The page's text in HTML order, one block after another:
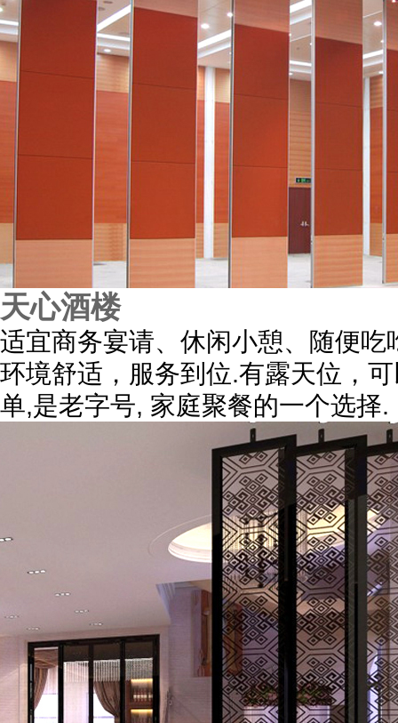
天心酒楼
适宜商务宴请、休闲小憩、随便
环境舒适，服务到位.有露天位，
单,是老字号, 家庭聚餐的一个选择.